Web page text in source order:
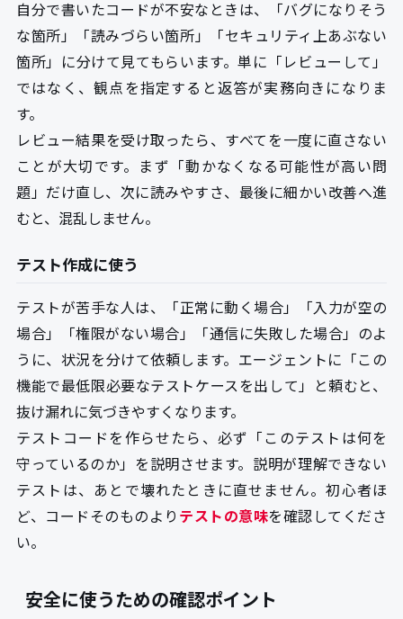
自分で書いたコードが不安なときは、「バグになりそう
な箇所」「読みづらい箇所」「セキュリティ上あぶない
箇所」に分けて見てもらいます。単に「レビューして」
ではなく、観点を指定すると返答が実務向きになりま
す。
レビュー結果を受け取ったら、すべてを一度に直さない
ことが大切です。まず「動かなくなる可能性が高い問
題」だけ直し、次に読みやすさ、最後に細かい改善へ進
むと、混乱しません。
テスト作成に使う
テストが苦手な人は、「正常に動く場合」「入力が空の
場合」「権限がない場合」「通信に失敗した場合」のよ
うに、状況を分けて依頼します。エージェントに「この
機能で最低限必要なテストケースを出して」と頼むと、
抜け漏れに気づきやすくなります。
テストコードを作らせたら、必ず「このテストは何を
守っているのか」を説明させます。説明が理解できない
テストは、あとで壊れたときに直せません。初心者ほ
ど、コードそのものより テストの意味を確認してくださ
い。
安全に使うための確認ポイント